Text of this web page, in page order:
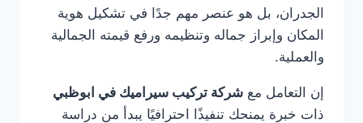
الجدران، بل هو عنصر مهم جدًا في تشكيل هوية
المكان وإبراز جماله وتنظيمه ورفع قيمته الجمالية
والعملية.
إن التعامل مع شركة تركيب سيراميك في ابوظبي
ذات خبرة يمنحك تنفيذًا احترافيًا يبدأ من دراسة